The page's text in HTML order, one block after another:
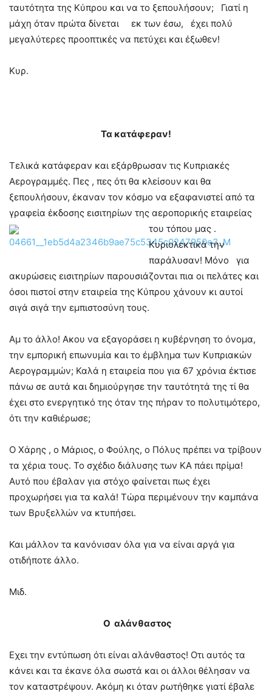
ταυτότητα της Κύπρου και να το ξεπουλήσουν; Γιατί η
μάχη όταν πρώτα δίνεται εκ των έσω, έχει πολύ
μεγαλύτερες προοπτικές να πετύχει και έξωθεν!
Κυρ.
Τα κατάφεραν!
Τελικά κατάφεραν και εξάρθρωσαν τις Κυπριακές
Αερογραμμές. Πες , πες ότι θα κλείσουν και θα
ξεπουλήσουν, έκαναν τον κόσμο να εξαφανιστεί από τα
γραφεία έκδοσης εισιτηρίων της αεροπορικής εταιρείας
του τόπου μας .
Κυριολεκτικά την
παράλυσαν! Μόνο για
ακυρώσεις εισιτηρίων παρουσιάζονται πια οι πελάτες και
όσοι πιστοί στην εταιρεία της Κύπρου χάνουν κι αυτοί
σιγά σιγά την εμπιστοσύνη τους.
Αμ το άλλο! Ακου να εξαγοράσει η κυβέρνηση το όνομα,
την εμπορική επωνυμία και το έμβλημα των Κυπριακών
Αερογραμμών; Καλά η εταιρεία που για 67 χρόνια έκτισε
πάνω σε αυτά και δημιούργησε την ταυτότητά της τί θα
έχει στο ενεργητικό της όταν της πήραν το πολυτιμότερο,
ότι την καθιέρωσε;
Ο Χάρης , ο Μάριος, ο Φούλης, ο Πόλυς πρέπει να τρίβουν
τα χέρια τους. Το σχέδιο διάλυσης των ΚΑ πάει πρίμα!
Αυτό που έβαλαν για στόχο φαίνεται πως έχει
προχωρήσει για τα καλά! Τώρα περιμένουν την καμπάνα
των Βρυξελλών να κτυπήσει.
Και μάλλον τα κανόνισαν όλα για να είναι αργά για
οτιδήποτε άλλο.
Μιδ.
Ο αλάνθαστος
Εχει την εντύπωση ότι είναι αλάνθαστος! Οτι αυτός τα
κάνει και τα έκανε όλα σωστά και οι άλλοι θέλησαν να
τον καταστρέψουν. Ακόμη κι όταν ρωτήθηκε γιατί έβαλε